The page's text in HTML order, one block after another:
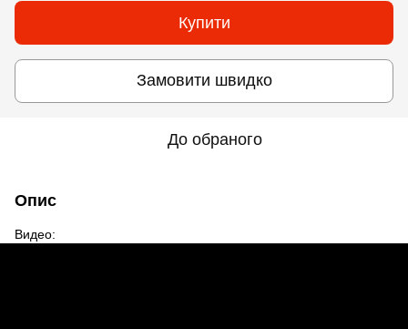
Купити
Замовити швидко
До обраного
Опис
Видео: